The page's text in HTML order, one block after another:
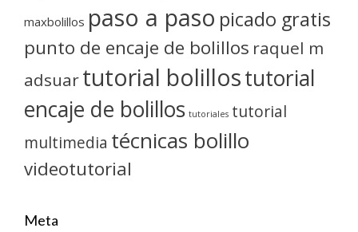
maxbolillos paso a paso picado gratis
punto de encaje de bolillos raquel m
adsuartutorial bolillostutorial
encaje de bolillos tutoriales tutorial
multimedia técnicas bolillo
videotutorial
Meta